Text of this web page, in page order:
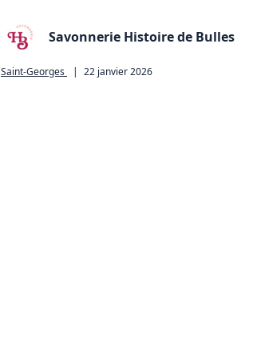
Savonnerie Histoire de Bulles
Saint-Georges | 22 janvier 2026